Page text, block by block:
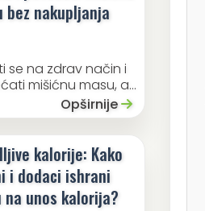
bez nakupljanja
se na zdrav način i
mišićnu masu, a...
Opširnije
kalorije: Kako
i dodaci ishrani
unos kalorija?